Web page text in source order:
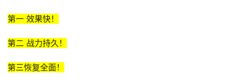
第一 效果快！
第二 战力持久！
第三恢复全面！